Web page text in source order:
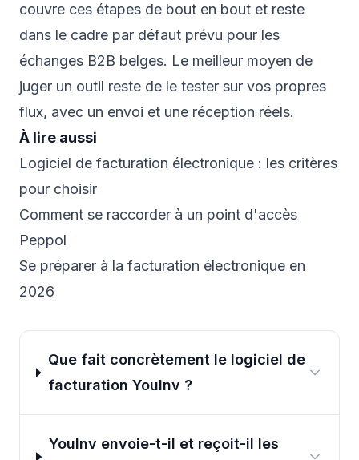
couvre ces étapes de bout en bout et reste
dans le cadre par défaut prévu pour les
échanges B2B belges. Le meilleur moyen de
juger un outil reste de le tester sur vos propres
flux, avec un envoi et une réception réels.
À lire aussi
Logiciel de facturation électronique : les critères
pour choisir
Comment se raccorder à un point d'accès
Peppol
Se préparer à la facturation électronique en
2026
Que fait concrètement le logiciel de
facturation YouInv ?
YouInv envoie-t-il et reçoit-il les